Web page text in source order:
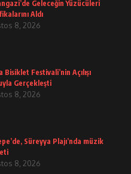
Geleceğin Yüzücüleri
Aldı
8, 2026
Bisiklet Festivali’nin Açılışı
Gerçekleşti
8, 2026
Süreyya Plajı’nda müzik
8, 2026